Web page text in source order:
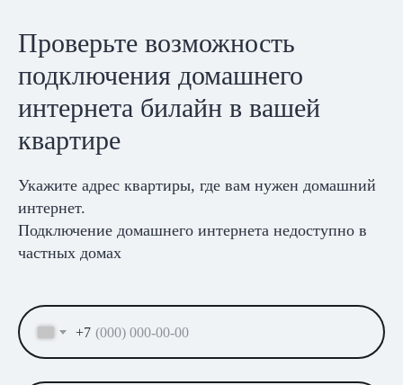
Проверьте возможность
подключения домашнего
интернета билайн в вашей
квартире
Укажите адрес квартиры, где вам нужен домашний
интернет.
Подключение домашнего интернета недоступно в
частных домах
+7